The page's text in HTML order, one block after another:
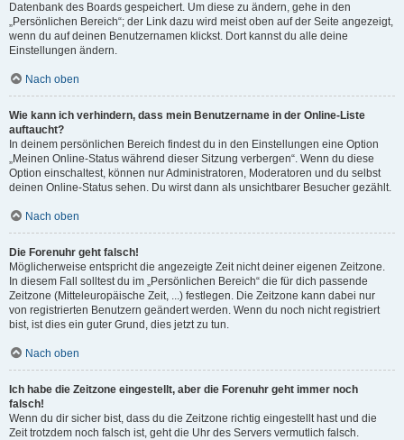
Datenbank des Boards gespeichert. Um diese zu ändern, gehe in den
„Persönlichen Bereich“; der Link dazu wird meist oben auf der Seite angezeigt,
wenn du auf deinen Benutzernamen klickst. Dort kannst du alle deine
Einstellungen ändern.
Nach oben
Wie kann ich verhindern, dass mein Benutzername in der Online-Liste
auftaucht?
In deinem persönlichen Bereich findest du in den Einstellungen eine Option
„Meinen Online-Status während dieser Sitzung verbergen“. Wenn du diese
Option einschaltest, können nur Administratoren, Moderatoren und du selbst
deinen Online-Status sehen. Du wirst dann als unsichtbarer Besucher gezählt.
Nach oben
Die Forenuhr geht falsch!
Möglicherweise entspricht die angezeigte Zeit nicht deiner eigenen Zeitzone.
In diesem Fall solltest du im „Persönlichen Bereich“ die für dich passende
Zeitzone (Mitteleuropäische Zeit, ...) festlegen. Die Zeitzone kann dabei nur
von registrierten Benutzern geändert werden. Wenn du noch nicht registriert
bist, ist dies ein guter Grund, dies jetzt zu tun.
Nach oben
Ich habe die Zeitzone eingestellt, aber die Forenuhr geht immer noch
falsch!
Wenn du dir sicher bist, dass du die Zeitzone richtig eingestellt hast und die
Zeit trotzdem noch falsch ist, geht die Uhr des Servers vermutlich falsch.